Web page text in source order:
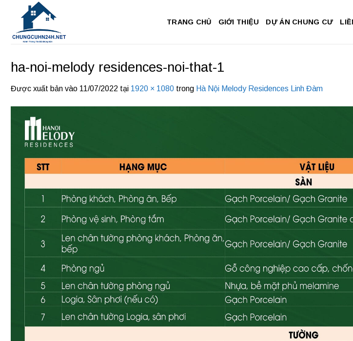
dung
TRANG CHỦ GIỚI THIỆU DỰ ÁN CHUNG CƯ
ha-noi-melody residences-noi-that-1
Được xuất bản vào 11/07/2022 tại 1920 × 1080 trong Hà Nội Melody Residences Linh Đàm